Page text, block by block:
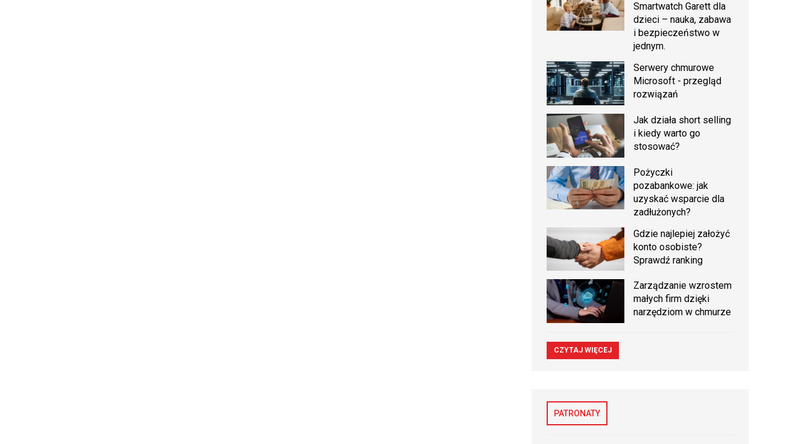
Smartwatch Garett dla
dzieci – nauka, zabawa
i bezpieczeństwo w
jednym.
Serwery chmurowe
Microsoft - przegląd
rozwiązań
Jak działa short selling
i kiedy warto go
stosować?
Pożyczki
pozabankowe: jak
uzyskać wsparcie dla
zadłużonych?
Gdzie najlepiej założyć
konto osobiste?
Sprawdź ranking
Zarządzanie wzrostem
małych firm dzięki
narzędziom w chmurze
CZYTAJ WIĘCEJ
PATRONATY